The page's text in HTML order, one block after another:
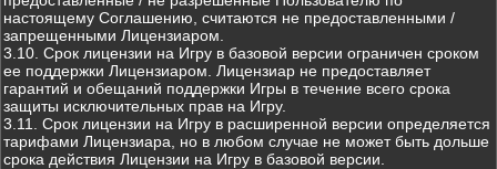
настоящему Соглашению, считаются не предоставленными /
запрещенными Лицензиаром.
3.10. Срок лицензии на Игру в базовой версии ограничен сроком
ее поддержки Лицензиаром. Лицензиар не предоставляет
гарантий и обещаний поддержки Игры в течение всего срока
защиты исключительных прав на Игру.
3.11. Срок лицензии на Игру в расширенной версии определяется
тарифами Лицензиара, но в любом случае не может быть дольше
срока действия Лицензии на Игру в базовой версии.